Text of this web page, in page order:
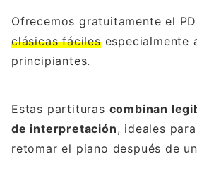
Ofrecemos gratuitamente el
clásicas fácilesespecialmente
principiantes.
Estas partituras combinan
de interpretación, ideales
retomar el piano después de